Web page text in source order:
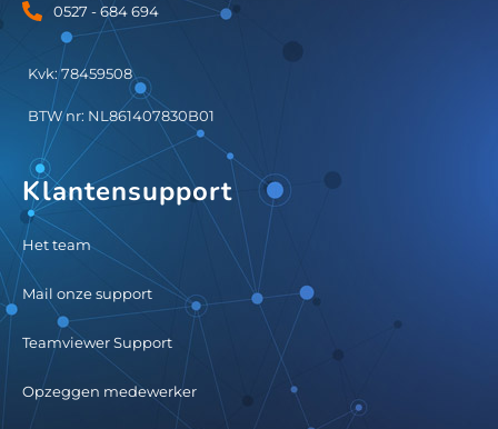
0527 - 684 694
Kvk: 78459508
BTW nr: NL861407830B01
Klantensupport
Het team
Mail onze support
Teamviewer Support
Opzeggen medewerker